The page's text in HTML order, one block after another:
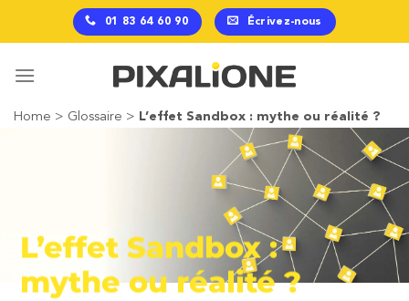
01 83 64 60 90 Écrivez-nous
Home > Glossaire > L’effet Sandbox : mythe ou réalité ?
L’effet Sandbox :
mythe ou réalité ?